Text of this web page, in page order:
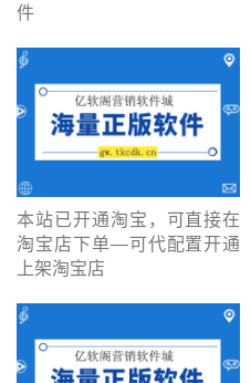
件
本站已开通淘宝，可直接在
淘宝店下单—可代配置开通
上架淘宝店